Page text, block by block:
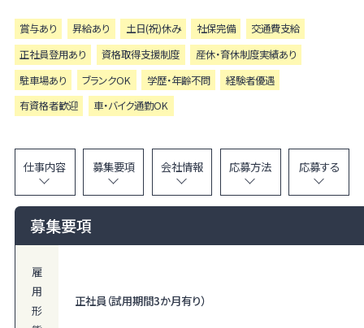
賞与あり 昇給あり 土日(祝)休み 社保完備
交通費支給
正社員登用あり
資格取得支援制度
産休・育休制度実績あり
駐車場あり
ブランクOK 学歴・年齢不問
経験者優遇
有資格者歓迎
車・バイク通勤OK
仕事内容 募集要項 会社情報 応募方法 応募する
募集要項
雇
用
形
正社員（試用期間3か月有り）